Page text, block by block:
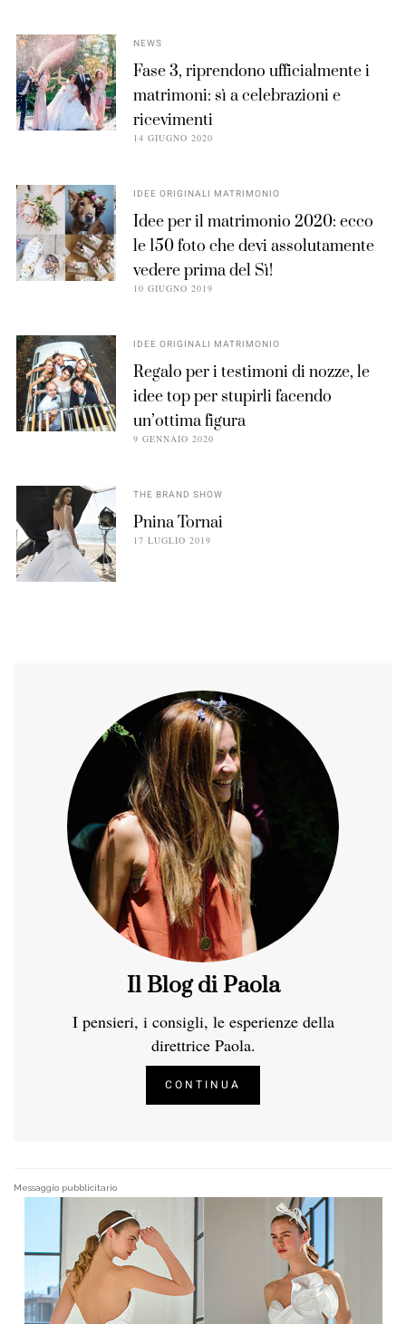
NEWS
Fase 3, riprendono ufficialmente i
matrimoni: sì a celebrazioni e
ricevimenti
14 GIUGNO 2020
IDEE ORIGINALI MATRIMONIO
Idee per il matrimonio 2020: ecco
le 150 foto che devi assolutamente
vedere prima del Sì!
10 GIUGNO 2019
IDEE ORIGINALI MATRIMONIO
Regalo per i testimoni di nozze, le
idee top per stupirli facendo
un’ottima figura
9 GENNAIO 2020
THE BRAND SHOW
Pnina Tornai
17 LUGLIO 2019
Il Blog di Paola
I pensieri, i consigli, le esperienze della
direttrice Paola.
CONTINUA
Messaggio pubblicitario